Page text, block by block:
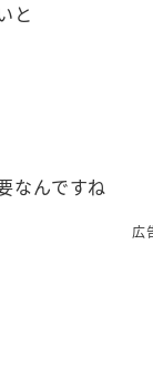
と
なんですね
広